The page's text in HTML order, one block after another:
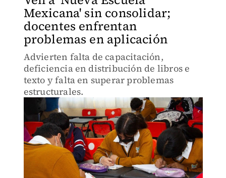
Mexicana' sin consolidar;
docentes enfrentan
problemas en aplicación
Advierten falta de capacitación,
deficiencia en distribución de libros e
texto y falta en superar problemas
estructurales.